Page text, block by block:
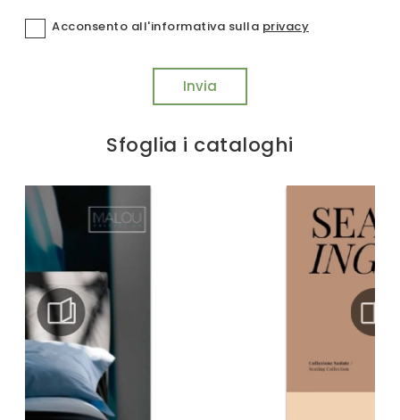
Sfoglia i cataloghi
Acconsento all'informativa sulla privacy
Invia